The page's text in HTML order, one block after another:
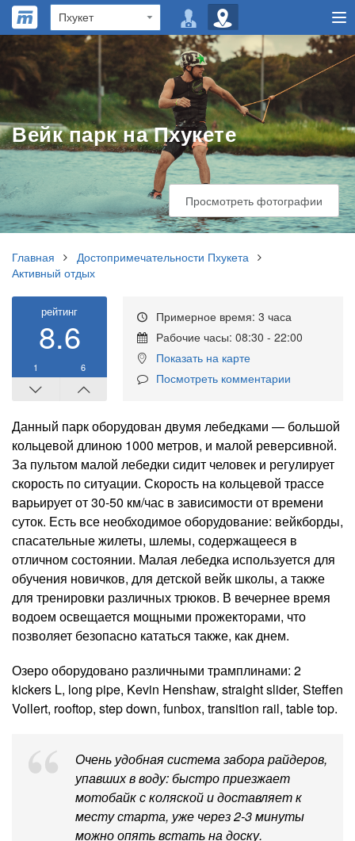
Вейк парк на Пхукете
Просмотреть фотографии
Главная
Достопримечательности Пхукета
Активный отдых
рейтинг
8.6
1 6
Примерное время: 3 часа
Рабочие часы: 08:30 - 22:00
Показать на карте
Посмотреть комментарии
Данный парк оборудован двумя лебедками — большой
кольцевой длиною 1000 метров, и малой реверсивной.
За пультом малой лебедки сидит человек и регулирует
скорость по ситуации. Скорость на кольцевой трассе
варьирует от 30-50 км/час в зависимости от времени
суток. Есть все необходимое оборудование: вейкборды,
спасательные жилеты, шлемы, содержащееся в
отличном состоянии. Малая лебедка используется для
обучения новичков, для детской вейк школы, а также
для тренировки различных трюков. В вечернее время
водоем освещается мощными прожекторами, что
позволяет безопасно кататься также, как днем.
Озеро оборудовано различными трамплинами: 2
kickers L, long pipe, Kevin Henshaw, straight slider, Steffen
Vollert, rooftop, step down, funbox, transition rail, table top.
Очень удобная система забора райдеров,
упавших в воду: быстро приезжает
мотобайк с коляской и доставляет к
месту старта, уже через 2-3 минуты
можно опять встать на доску.